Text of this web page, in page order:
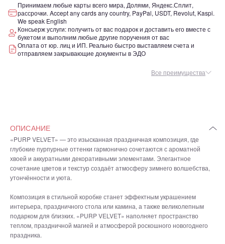
Принимаем любые карты всего мира, Долями, Яндекс.Сплит,
рассрочки. Accept any cards any country, PayPal, USDT, Revolut, Kaspi.
We speak English
Консьерж услуги: получить от вас подарок и доставить его вместе с
букетом и выполним любые другие поручения от вас
Оплата от юр. лиц и ИП. Реально быстро выставляем счета и
отправляем закрывающие документы в ЭДО
Все преимущества
ОПИСАНИЕ
«PURP VELVET» — это изысканная праздничная композиция, где
глубокие пурпурные оттенки гармонично сочетаются с ароматной
хвоей и аккуратными декоративными элементами. Элегантное
сочетание цветов и текстур создаёт атмосферу зимнего волшебства,
утончённости и уюта.
Композиция в стильной коробке станет эффектным украшением
интерьера, праздничного стола или камина, а также великолепным
подарком для близких. «PURP VELVET» наполняет пространство
теплом, праздничной магией и атмосферой роскошного новогоднего
праздника.